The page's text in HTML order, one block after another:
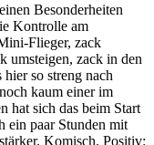
Besonderheiten
Kontrolle am
Flieger, zack
umsteigen, zack in den
so streng nach
kaum einer im
hat sich das beim Start
ein paar Stunden mit
Komisch. Positiv: